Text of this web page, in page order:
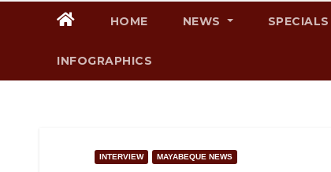
HOME NEWS SPECIALS
INFOGRAPHICS
INTERVIEW MAYABEQUE NEWS